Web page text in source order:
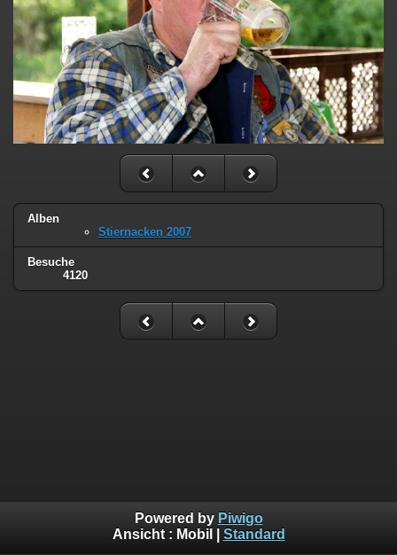
Alben
Stiernacken 2007
Besuche
4120
Powered by Piwigo
Ansicht : Mobil Standard